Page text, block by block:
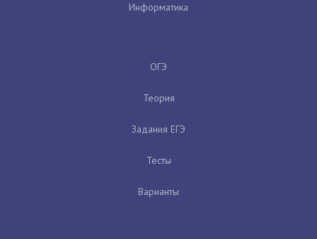
Информатика
ОГЭ
Теория
Задания ЕГЭ
Тесты
Варианты